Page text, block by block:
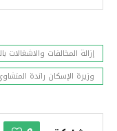
إزالة المخالفات والاشغالات
وزيرة الإسكان راندة